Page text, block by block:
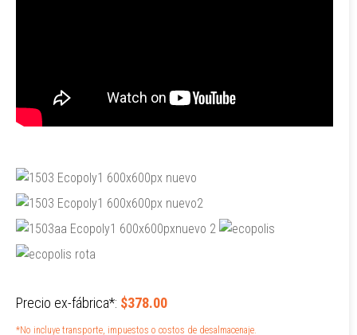
Precio ex-fábrica*: $378.00
*No incluye transporte, impuestos o costos de desalmacenaje.